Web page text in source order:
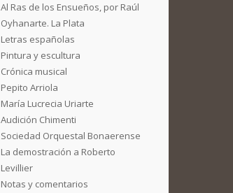
Al Ras de los Ensueños, por Raúl
Oyhanarte. La Plata
Letras españolas
Pintura y escultura
Crónica musical
Pepito Arriola
María Lucrecia Uriarte
Audición Chimenti
Sociedad Orquestal Bonaerense
La demostración a Roberto
Levillier
Notas y comentarios